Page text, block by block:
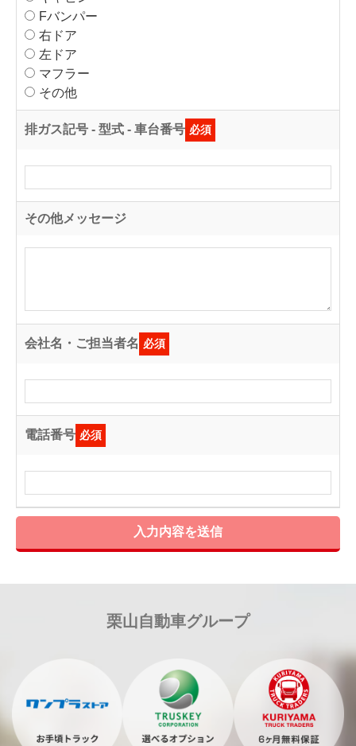
Fバンパー
右ドア
左ドア
マフラー
その他
排ガス記号 - 型式 - 車台番号 必須
その他メッセージ
会社名・ご担当者名 必須
電話番号 必須
入力内容を送信
栗山自動車グループ